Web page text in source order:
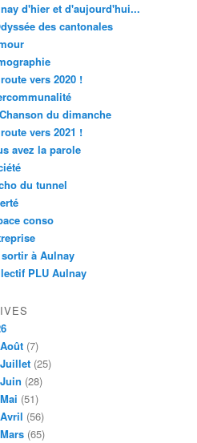
d'hier et d'aujourd'hui...
des cantonales
vers 2020 !
du dimanche
vers 2021 !
avez la parole
du tunnel
conso
à Aulnay
PLU Aulnay
Août (7)
Juillet (25)
Juin (28)
Mai (51)
Avril (56)
Mars (65)